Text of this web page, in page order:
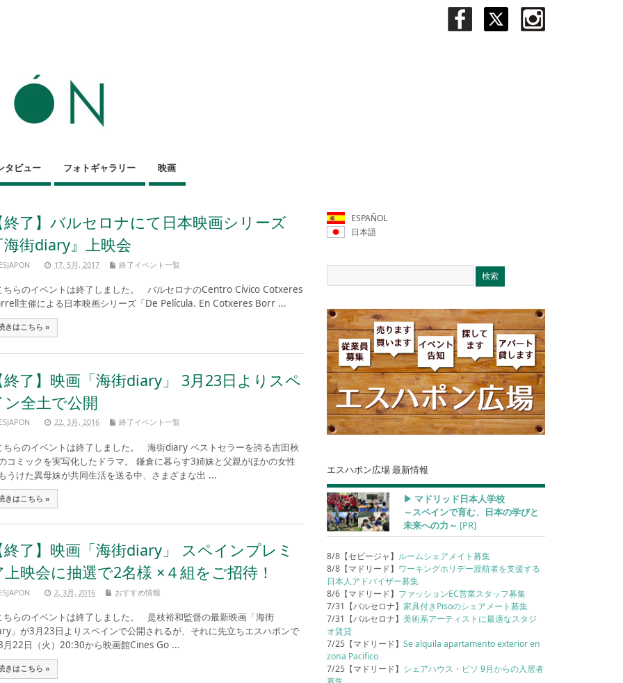
タビュー フォトギャラリー 映画
終了】バルセロナにて日本映画シリーズ
海街diary』上映会
17, 5月, 2017 終了イベント一覧
らのイベントは終了しました。 バルセロナのCentro Cívico Cotxeres
主催による日本映画シリーズ「De Película. En Cotxeres Borr ...
きはこちら »
終了】映画「海街diary」 3月23日よりスペ
ン全土で公開
22, 3月, 2016 終了イベント一覧
らのイベントは終了しました。 海街diary ベストセラーを誇る吉田秋
コミックを実写化したドラマ。 鎌倉に暮らす3姉妹と父親がほかの女性
うけた異母妹が共同生活を送る中、さまざまな出 ...
きはこちら »
終了】映画「海街diary」 スペインプレミ
上映会に抽選で2名様 ×４組をご招待！
2, 3月, 2016 おすすめ情報
らのイベントは終了しました。 是枝裕和監督の最新映画「海街
」が3月23日よりスペインで公開されるが、それに先立ちエスハポンで
月22日（火）20:30から映画館Cines Go ...
きはこちら »
ESPAÑOL
日本語
エスハポン広場 最新情報
▶︎ マドリッド日本人学校
～スペインで育む、日本の学びと
未来への力～ [PR]
8/8【セビージャ】ルームシェアメイト募集
8/8【マドリード】 ワーキングホリデー渡航者を支援する
日本人アドバイザー募集
8/6【マドリード】 ファッションEC営業スタッフ募集
7/31【バルセロナ】家具付きPisoのシェアメート募集
7/31【バルセロナ】美術系アーティストに最適なスタジ
オ賃貸
7/25【マドリード】Se alquila apartamento exterior en
zona Pacifico
7/25【マドリード】 シェアハウス・ピソ 9月からの入居者